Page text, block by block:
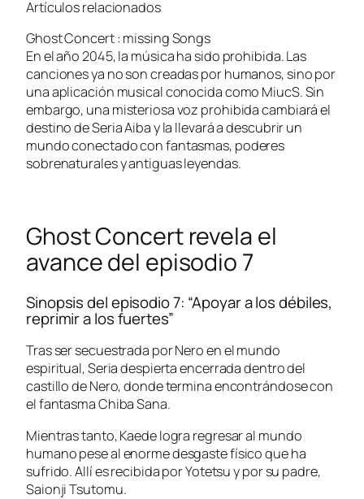
Artículos relacionados
Ghost Concert : missing Songs
En el año 2045, la música ha sido prohibida. Las
canciones ya no son creadas por humanos, sino por
una aplicación musical conocida como MiucS. Sin
embargo, una misteriosa voz prohibida cambiará el
destino de Seria Aiba y la llevará a descubrir un
mundo conectado con fantasmas, poderes
sobrenaturales y antiguas leyendas.
Ghost Concert revela el
avance del episodio 7
Sinopsis del episodio 7: “Apoyar a los débiles,
reprimir a los fuertes”
Tras ser secuestrada por Nero en el mundo
espiritual, Seria despierta encerrada dentro del
castillo de Nero, donde termina encontrándose con
el fantasma Chiba Sana.
Mientras tanto, Kaede logra regresar al mundo
humano pese al enorme desgaste físico que ha
sufrido. Allí es recibida por Yotetsu y por su padre,
Saionji Tsutomu.